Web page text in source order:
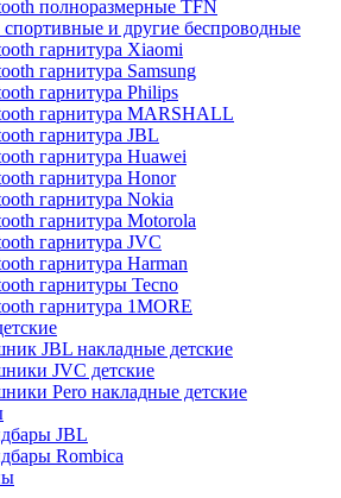
полноразмерные TFN
и другие беспроводные
гарнитура Xiaomi
гарнитура Samsung
гарнитура Philips
гарнитура MARSHALL
гарнитура JBL
гарнитура Huawei
гарнитура Honor
гарнитура Nokia
гарнитура Motorola
гарнитура JVC
гарнитура Harman
гарнитуры Tecno
гарнитура 1MORE
JBL накладные детские
JVC детские
Pero накладные детские
JBL
Rombica